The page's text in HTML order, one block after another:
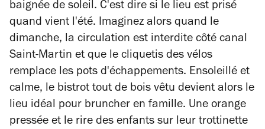
baignée de soleil. C'est dire si le lieu est prisé
quand vient l'été. Imaginez alors quand le
dimanche, la circulation est interdite côté canal
Saint-Martin et que le cliquetis des vélos
remplace les pots d'échappements. Ensoleillé et
calme, le bistrot tout de bois vêtu devient alors le
lieu idéal pour bruncher en famille. Une orange
pressée et le rire des enfants sur leur trottinette